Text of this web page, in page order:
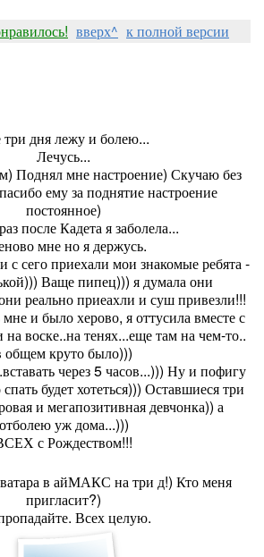
вверх^ к полной версии
три дня лежу и болею...
Лечусь...
Поднял мне настроение) Скучаю без
ему за поднятие настроение
постоянное)
после Кадета я заболела...
мне но я держусь.
с сего приехали мои знакомые ребята -
Ваще пипец))) я думала они
реально приеахли и суш привезли!!!
и было херово, я оттусила вместе с
воске..на тенях...еще там на чем-то..
общем круто было)))
через 5 часов...))) Ну и пофигу
будет хотеться))) Оставшиеся три
и мегапозитивная девчонка)) а
отболею уж дома...)))
с Рождеством!!!
в айМАКС на три д!) Кто меня
пригласит?)
Всех целую.